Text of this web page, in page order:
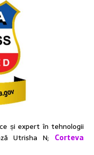
și expert în tehnologii
Utrisha N; Corteva